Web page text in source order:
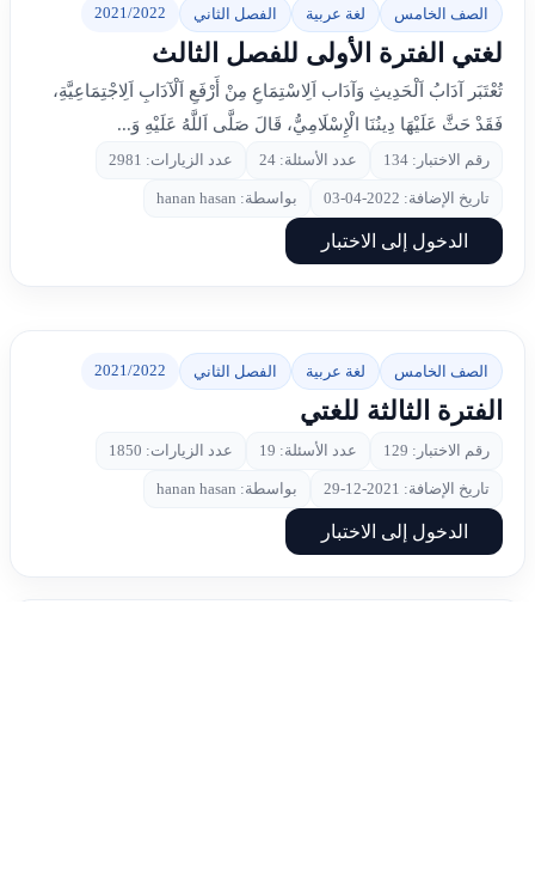
الصف الخامس لغة عربية الفصل الثاني 2021/2022
لغتي الفترة الأولى للفصل الثالث
تُعْتَبَر آدَابُ اَلْحَدِيثِ وَآدَاب اَلِاسْتِمَاعِ مِنْ أَرْفَعِ اَلْآدَابِ اَلِاجْتِمَاعِيَّةِ،
فَقَدْ حَثَّ عَلَيْهَا دِينُنَا الْإِسْلَامِيُّ، قَالَ صَلَّى اَللَّهُ عَلَيْهِ وَ...
رقم الاختبار: 134 عدد الأسئلة: 24 عدد الزيارات: 2981
تاريخ الإضافة: 2022-04-03 بواسطة: hanan hasan
الدخول إلى الاختبار
الصف الخامس لغة عربية الفصل الثاني 2021/2022
الفترة الثالثة للغتي
رقم الاختبار: 129 عدد الأسئلة: 19 عدد الزيارات: 1850
تاريخ الإضافة: 2021-12-29 بواسطة: hanan hasan
الدخول إلى الاختبار